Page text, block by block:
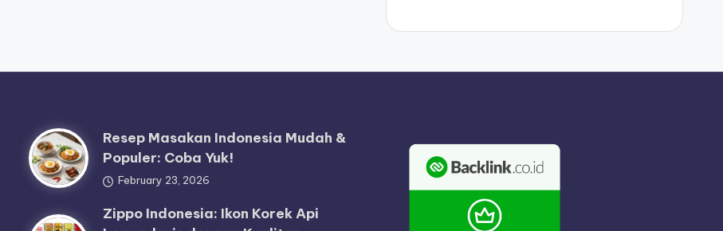
Resep Masakan Indonesia Mudah &
Populer: Coba Yuk!
February 23, 2026
Zippo Indonesia: Ikon Korek Api